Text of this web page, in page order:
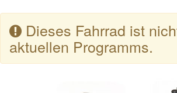
Dieses Fahrrad ist
aktuellen Programms.